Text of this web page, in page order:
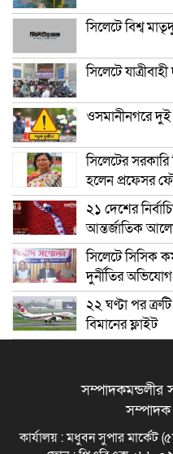
সিলেটে বিশ্ব
সিলেটে
ওসমানীনগরে
সিলেটের সরকারি
হলেন প্রফেসর
২১ দেশের
আন্তর্জাতিক
সিলেটে সিসিক
দুর্নীতির অভিযোগ
২২ ঘণ্টা পর
বিমানের ফ্লাইট
সম্পাদকমন্ডলীর
কার্যালয় : মধুবন সুপার মার্কেট